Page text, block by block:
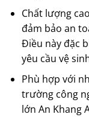
Chất lượng
đảm bảo an
Điều này đặc
yêu cầu vệ
Phù hợp với
trường công
lớn An Khang